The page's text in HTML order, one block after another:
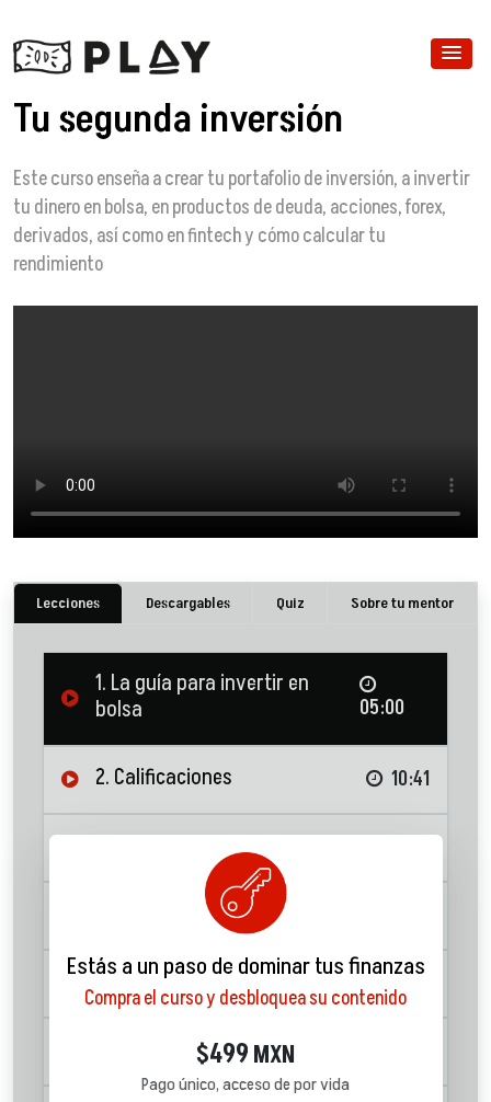
Tu segunda inversión
Este curso enseña a crear tu portafolio de inversión, a invertir
tu dinero en bolsa, en productos de deuda, acciones, forex,
derivados, así como en fintech y cómo calcular tu
rendimiento
Lecciones Descargables Quiz Sobre tu mentor
1. La guía para invertir en
bolsa
05:00
2. Calificaciones 10:41
3. Productos de inversión
4. Instrumentos de deuda
5. Acciones 13:57
6. FOREX y derivados
Estás a un paso de dominar tus finanzas
Compra el curso y desbloquea su contenido
$499 MXN
Pago único, acceso de por vida